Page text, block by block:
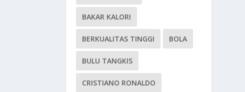
BAKAR KALORI
BERKUALITAS TINGGI BOLA
BULU TANGKIS
CRISTIANO RONALDO